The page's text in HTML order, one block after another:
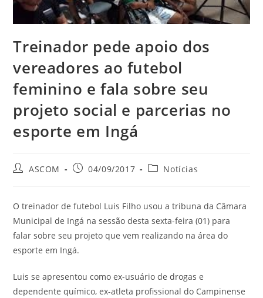
Treinador pede apoio dos
vereadores ao futebol
feminino e fala sobre seu
projeto social e parcerias no
esporte em Ingá
ASCOM 04/09/2017 Notícias
O treinador de futebol Luis Filho usou a tribuna da Câmara
Municipal de Ingá na sessão desta sexta-feira (01) para
falar sobre seu projeto que vem realizando na área do
esporte em Ingá.
Luis se apresentou como ex-usuário de drogas e
dependente químico, ex-atleta profissional do Campinense